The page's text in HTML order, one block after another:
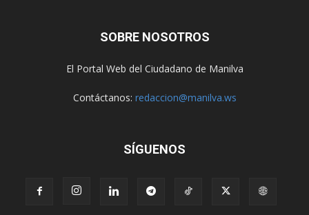
SOBRE NOSOTROS
El Portal Web del Ciudadano de Manilva
Contáctanos: redaccion@manilva.ws
SÍGUENOS